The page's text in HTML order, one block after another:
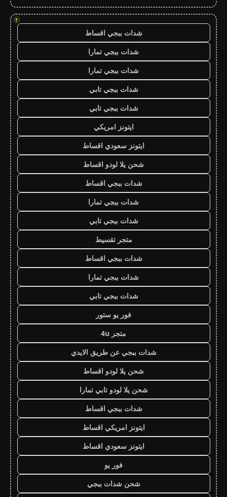
!
شدات ببجي اقساط
شدات ببجي تمارا
شدات ببجي تمارا
شدات ببجي تابي
شدات ببجي تابي
ايتونز امريكي
ايتونز سعودي اقساط
شحن يلا لودو اقساط
شدات ببجي اقساط
شدات ببجي تمارا
شدات ببجي تابي
متجر تقسيط
شدات ببجي اقساط
شدات ببجي تمارا
شدات ببجي تابي
فور يو ستور
متجر 4u
شدات ببجي عن طريق الايدي
شحن يلا لودو اقساط
شحن يلا لودو تابي تمارا
شدات ببجي اقساط
ايتونز امريكي اقساط
ايتونز سعودي اقساط
فور يو
شحن شدات ببجي